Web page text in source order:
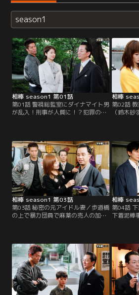
season1
相棒 season1 第01話
第01話 警視総監室にダイナマイト男
が乱入！刑事が人質に！？犯罪の影
ロー！」と警視庁にやってきた。亀
山薫（寺脇康文）がまたドジをふん
で…人質になってしまう。ダイナマ
イト男は薫を人質に警視総監室に篭
城する。
相棒
第02話
（鈴木
と、近く
自殺しよ
「ウソ
び出し
ことに成
相棒 season1 第03話
第03話 秘密の元アイドル妻／歩道橋
の上で暴力団員で麻薬の売人の加賀
があるのか。捜査一課の伊丹（川原
和久）らは対立している陳風偉＝チ
ェン・フォン・ウェイ（立花政治）
の仕業ではないか、と推理する。偶
然にも右京（水谷豊）と薫（寺脇康
文）は…。
相棒
第04話
下着泥棒
右京（水
（有薗
着をとろ
ニの前に
たメガネ